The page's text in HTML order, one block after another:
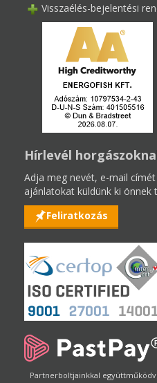
Visszaélés-bejelentési
Hírlevél
Adja meg nevét, e-mail
ajánlatokat küldünk ki önnek
Feliratkozás
Partnerboltjainkkal